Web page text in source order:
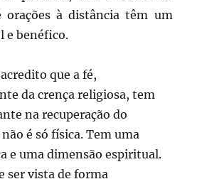
orações à distância têm um
e benéfico.
que a fé,
da crença religiosa, tem
na recuperação do
é só física. Tem uma
e uma dimensão espiritual.
ser vista de forma